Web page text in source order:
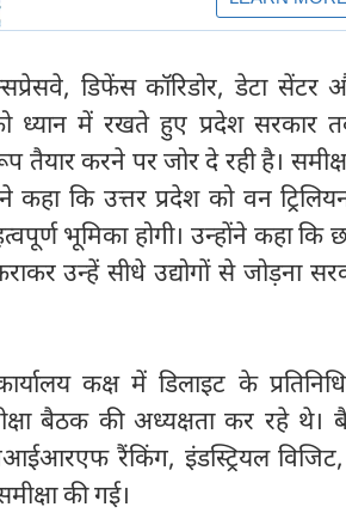
डिफेंस कॉरिडोर, डेटा सेंटर
ध्यान में रखते हुए प्रदेश सरकार
करने पर जोर दे रही है।
कहा कि उत्तर प्रदेश को वन
भूमिका होगी। उन्होंने कहा कि
उन्हें सीधे उद्योगों से जोड़ना
कक्ष में डिलाइट के
बैठक की अध्यक्षता कर रहे
रैंकिंग, इंडस्ट्रियल विजिट,
की गई।